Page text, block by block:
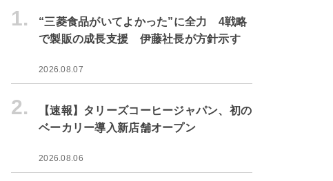
1.
“三菱食品がいてよかった”に全力 4戦略
で製販の成長支援 伊藤社長が方針示す
2026.08.07
2.
【速報】タリーズコーヒージャパン、初の
ベーカリー導入新店舗オープン
2026.08.06